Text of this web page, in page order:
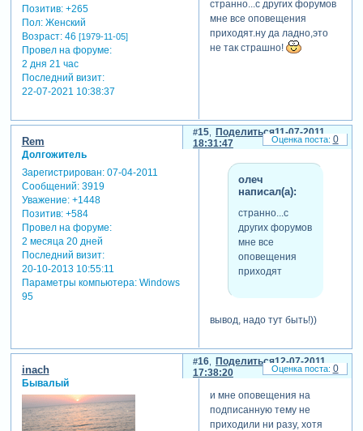
Позитив: +265
Пол:Женский
Возраст:46 [1979-11-05]
Провел на форуме:
2 дня 21 час
Последний визит:
22-07-2021 10:38:37
странно...с других форумов
мне все оповещения
приходят.ну да ладно,это
не так страшно!
Поделиться
15
11-07-2011
18:31:47
Rem
Долгожитель
Зарегистрирован: 07-04-2011
Сообщений:3919
Уважение: +1448
Позитив: +584
Провел на форуме:
2 месяца 20 дней
Последний визит:
20-10-2013 10:55:11
Параметры компьютера:Windows
95
олеч
написал(а):
странно...с
других форумов
мне все
оповещения
приходят
вывод, надо тут быть!))
0
Поделиться
16
12-07-2011
17:38:20
inach
Бывалый
и мне оповещения на
подписанную тему не
приходили ни разу, хотя
0